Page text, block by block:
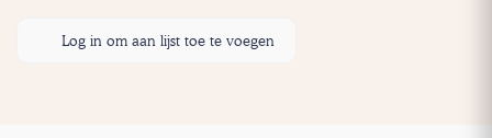
Log in om aan lijst toe te voegen